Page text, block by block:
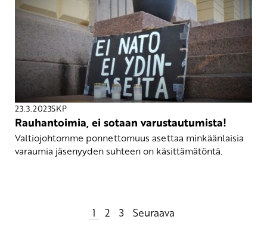
23.3.2023SKP
Rauhantoimia, ei sotaan varustautumista!
Valtiojohtomme ponnettomuus asettaa minkäänlaisia
varaumia jäsenyyden suhteen on käsittämätöntä.
1 2 3 Seuraava